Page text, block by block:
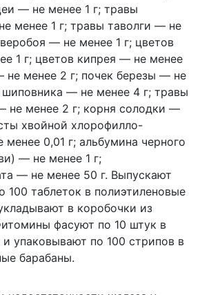
— не менее 1 г; травы
менее 1 г; травы таволги — не
— не менее 1 г; цветов
1 г; цветов кипрея — не менее
не менее 2 г; почек березы — не
шиповника — не менее 4 г; травы
не менее 2 г; корня солодки —
хвойной хлорофилло-
0,01 г; альбумина черного
— не менее 1 г;
— не менее 50 г. Выпускают
100 таблеток в полиэтиленовые
в коробочки из
фасуют по 10 штук в
упаковывают по 100 стрипов в
барабаны.